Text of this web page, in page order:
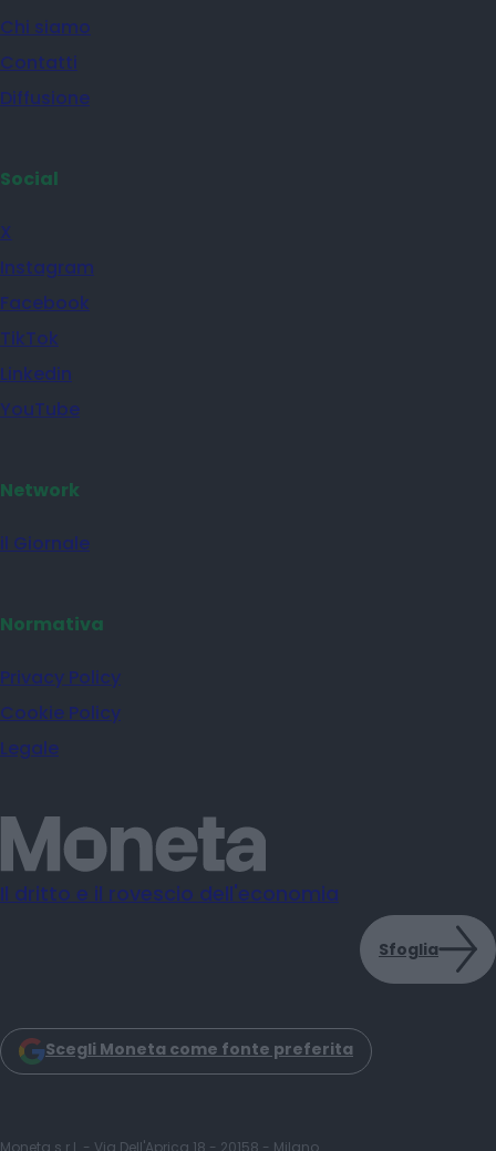
Chi siamo
Contatti
Diffusione
Social
X
Instagram
Facebook
TikTok
Linkedin
YouTube
Network
il Giornale
Normativa
Privacy Policy
Cookie Policy
Legale
Il dritto e il rovescio dell'economia
Sfoglia
Scegli Moneta come fonte preferita
Moneta s.r.l. - Via Dell'Aprica 18 - 20158 - Milano